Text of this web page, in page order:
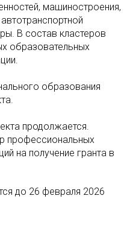
машиностроения,
В состав кластеров
образовательных
образования
продолжается.
профессиональных
на получение гранта в
до 26 февраля 2026